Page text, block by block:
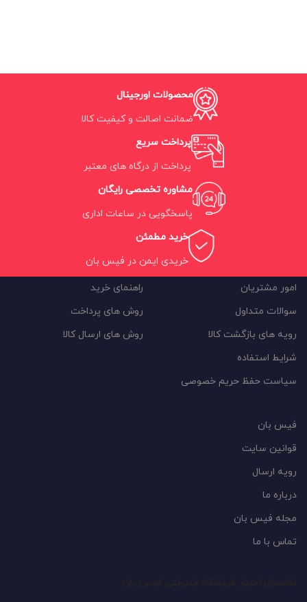
محصولات اورجینال
ضمانت اصالت و کیفیت کالا
پرداخت سریع
پرداخت از درگاه های معتبر
مشاوره تخصصی رایگان
پاسخگویی در ساعات اداری
خرید مطمئن
خریدی ایمن در فیس بان
امور مشتریان
سوالات متداول
رویه های بازگشت کالا
شرایط استفاده
سیاست حفظ حریم خصوصی
راهنمای خرید
روش های پرداخت
روش های ارسال کالا
فیس بان
قوانین سایت
رویه ارسال
درباره ما
مجله فیس بان
تماس با ما